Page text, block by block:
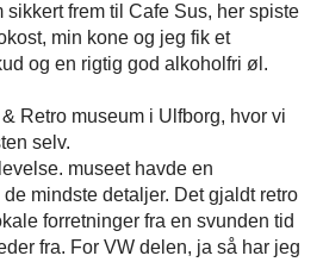
frem til Cafe Sus, her spiste
min kone og jeg fik et
og en rigtig god alkoholfri øl.
Retro museum i Ulfborg, hvor vi
selv.
museet havde en
mindste detaljer. Det gjaldt retro
forretninger fra en svunden tid
fra. For VW delen, ja så har jeg